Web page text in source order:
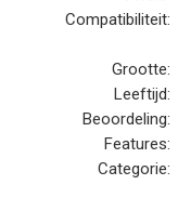
SUPPORT
Please visit: http://
If you still have
assistance, please
Compatibiliteit:
Grootte:
Leeftijd:
Beoordeling:
Features:
Categorie: